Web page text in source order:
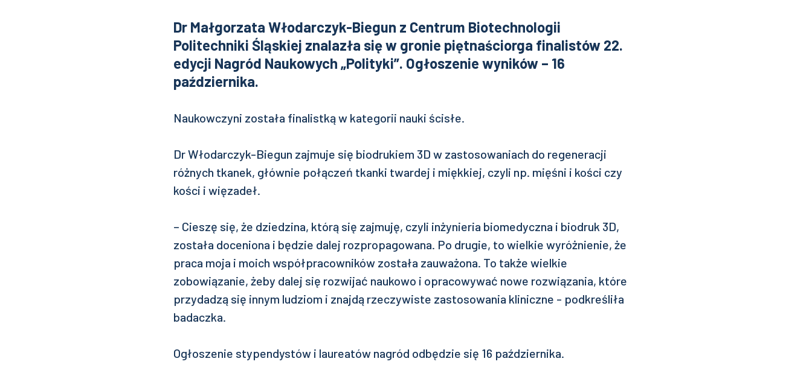
Dr Małgorzata Włodarczyk-Biegun z Centrum Biotechnologii
Politechniki Śląskiej znalazła się w gronie piętnaściorga finalistów 22.
edycji Nagród Naukowych „Polityki”. Ogłoszenie wyników – 16
października.
Naukowczyni została finalistką w kategorii nauki ścisłe.
Dr Włodarczyk-Biegun zajmuje się biodrukiem 3D w zastosowaniach do regeneracji
różnych tkanek, głównie połączeń tkanki twardej i miękkiej, czyli np. mięśni i kości czy
kości i więzadeł.
– Cieszę się, że dziedzina, którą się zajmuję, czyli inżynieria biomedyczna i biodruk 3D,
została doceniona i będzie dalej rozpropagowana. Po drugie, to wielkie wyróżnienie, że
praca moja i moich współpracowników została zauważona. To także wielkie
zobowiązanie, żeby dalej się rozwijać naukowo i opracowywać nowe rozwiązania, które
przydadzą się innym ludziom i znajdą rzeczywiste zastosowania kliniczne - podkreśliła
badaczka.
Ogłoszenie stypendystów i laureatów nagród odbędzie się 16 października.